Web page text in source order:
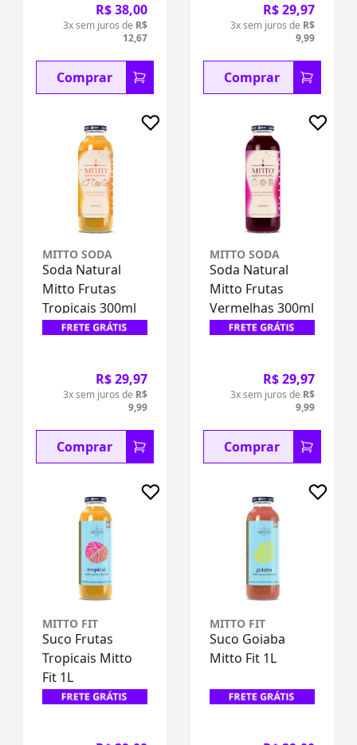
R$ 38,00
3x sem juros de R$
12,67
Comprar
R$ 29,97
3x sem juros de R$
9,99
Comprar
MITTO SODA
Soda Natural
Mitto Frutas
Tropicais 300ml
R$ 29,97
3x sem juros de R$
9,99
Comprar
MITTO SODA
Soda Natural
Mitto Frutas
Vermelhas 300ml
R$ 29,97
3x sem juros de R$
9,99
Comprar
MITTO FIT
Suco Frutas
Tropicais Mitto
Fit 1L
MITTO FIT
Suco Goiaba
Mitto Fit 1L